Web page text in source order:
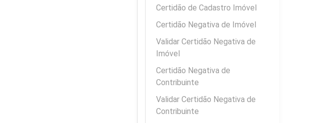
Certidão de Cadastro Imóvel
Certidão Negativa de Imóvel
Validar Certidão Negativa de
Imóvel
Certidão Negativa de
Contribuinte
Validar Certidão Negativa de
Contribuinte